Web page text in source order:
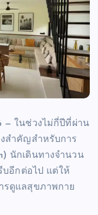
— ในช่วงไม่กี่ปีที่ผ่าน
สำคัญสำหรับการ
นักเดินทางจำนวน
บอีกต่อไป แต่ให้
รดูแลสุขภาพกาย